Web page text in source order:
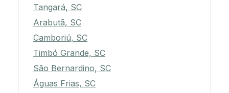
Tangará, SC
Arabutã, SC
Camboriú, SC
Timbó Grande, SC
São Bernardino, SC
Águas Frias, SC